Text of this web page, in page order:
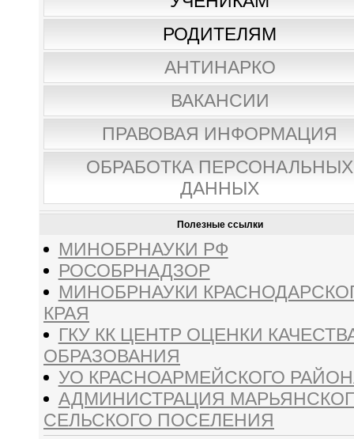
РОДИТЕЛЯМ
АНТИНАРКО
ВАКАНСИИ
ПРАВОВАЯ ИНФОРМАЦИЯ
ОБРАБОТКА ПЕРСОНАЛЬНЫХ
ДАННЫХ
Полезные ссылки
МИНОБРНАУКИ РФ
РОСОБРНАДЗОР
МИНОБРНАУКИ
КРАЯ
ГКУ КК ЦЕНТР ОЦЕНКИ
ОБРАЗОВАНИЯ
УО КРАСНОАРМЕЙСКОГО
АДМИНИСТРАЦИЯ
СЕЛЬСКОГО ПОСЕЛЕНИЯ